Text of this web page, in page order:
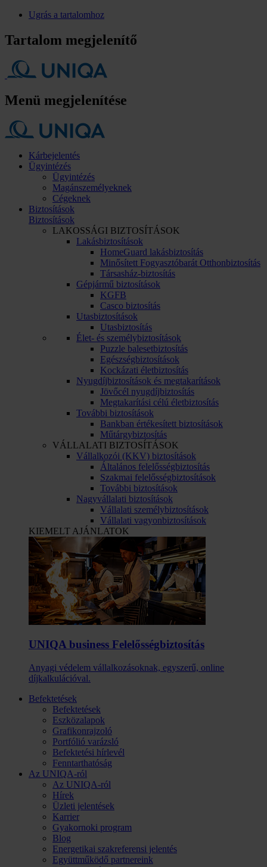
Ugrás a tartalomhoz
Tartalom megjelenítő
Menü megjelenítése
Kárbejelentés
Ügyintézés
Ügyintézés
Magánszemélyeknek
Cégeknek
Biztosítások
Biztosítások
LAKOSSÁGI BIZTOSÍTÁSOK
Lakásbiztosítások
HomeGuard lakásbiztosítás
Minősített Fogyasztóbarát Otthonbiztosítás
Társasház-biztosítás
Gépjármű biztosítások
KGFB
Casco biztosítás
Utasbiztosítások
Utasbiztosítás
Élet- és személybiztosítások
Puzzle balesetbiztosítás
Egészségbiztosítások
Kockázati életbiztosítás
Nyugdíjbiztosítások és megtakarítások
Jövőcél nyugdíjbiztosítás
Megtakarítási célú életbiztosítás
További biztosítások
Bankban értékesített biztosítások
Műtárgybiztosítás
VÁLLALATI BIZTOSÍTÁSOK
Vállalkozói (KKV) biztosítások
Általános felelősségbiztosítás
Szakmai felelősségbiztosítások
További biztosítások
Nagyvállalati biztosítások
Vállalati személybiztosítások
Vállalati vagyonbiztosítások
KIEMELT AJÁNLATOK
UNIQA business Felelősség­biztosítás
Anyagi védelem vállalkozásoknak, egyszerű, online
díjkalkulációval.
Befektetések
Befektetések
Eszközalapok
Grafikonrajzoló
Portfólió varázsló
Befektetési hírlevél
Fenntarthatóság
Az UNIQA-ról
Az UNIQA-ról
Hírek
Üzleti jelentések
Karrier
Gyakornoki program
Blog
Energetikai szakreferensi jelentés
Együttműködő partnereink